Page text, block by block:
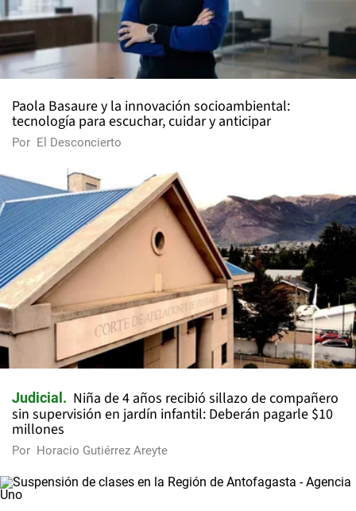
Paola Basaure y la innovación socioambiental:
tecnología para escuchar, cuidar y anticipar
Por El Desconcierto
Judicial
Niña de 4 años recibió sillazo de compañero
sin supervisión en jardín infantil: Deberán pagarle $10
millones
Por Horacio Gutiérrez Areyte